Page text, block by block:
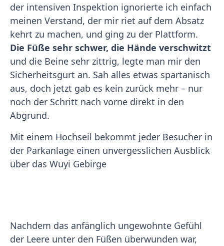
der intensiven Inspektion ignorierte ich einfach
meinen Verstand, der mir riet auf dem Absatz
kehrt zu machen, und ging zu der Plattform.
Die Füße sehr schwer, die Hände verschwitzt
und die Beine sehr zittrig, legte man mir den
Sicherheitsgurt an. Sah alles etwas spartanisch
aus, doch jetzt gab es kein zurück mehr – nur
noch der Schritt nach vorne direkt in den
Abgrund.
Mit einem Hochseil bekommt jeder Besucher in
der Parkanlage einen unvergesslichen Ausblick
über das Wuyi Gebirge
Nachdem das anfänglich ungewohnte Gefühl
der Leere unter den Füßen überwunden war,